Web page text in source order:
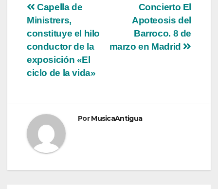
Navegación
de
entradas
Concierto El
Apoteosis del
Barroco. 8 de
marzo en Madrid
Capella de
Ministrers,
constituye el hilo
conductor de la
exposición «El
ciclo de la vida»
PorMusicaAntigua